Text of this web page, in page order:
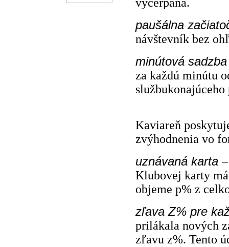
paušálna
návštevník bez
minútová sadzba
za každú minútu
Kaviareň
zvýhodnenia vo
uznávaná karta
Klubovej karty
objeme p% z
zľava Z% pre
prilákala nových
zľavu z%. Tento